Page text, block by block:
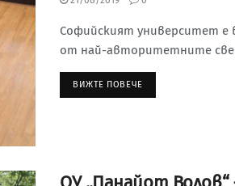
Софийският университет е
от най-авторитетните
ВИЖТЕ ПОВЕЧЕ